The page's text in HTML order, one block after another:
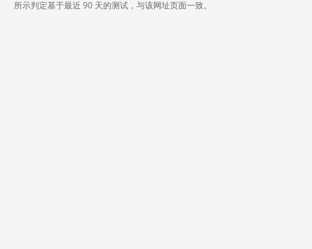
所示判定基于最近 90 天的测试，与该网址页面一致。